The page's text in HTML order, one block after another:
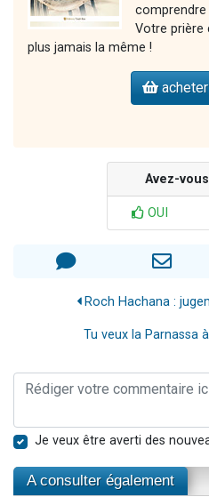
comprendre
Votre prière
plus jamais la même !
Avez-
OUI
Roch Hachana :
Tu veux la Parnassa
Je veux être averti des
A consulter également